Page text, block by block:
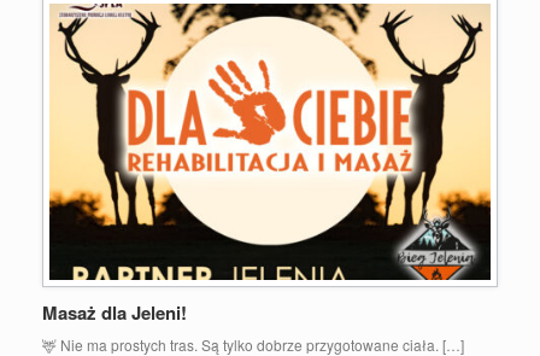
Masaż dla Jeleni!
🦌 Nie ma prostych tras. Są tylko dobrze przygotowane ciała. […]